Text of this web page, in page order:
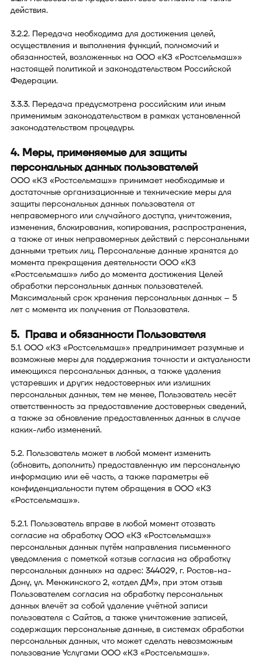
действия.
3.2.2. Передача необходима для достижения целей,
осуществления и выполнения функций, полномочий и
обязанностей, возложенных на ООО «КЗ «Ростсельмаш»»
настоящей политикой и законодательством Российской
Федерации.
3.3.3. Передача предусмотрена российским или иным
применимым законодательством в рамках установленной
законодательством процедуры.
4. Меры, применяемые для защиты
персональных данных пользователей
ООО «КЗ «Ростсельмаш»» принимает необходимые и
достаточные организационные и технические меры для
защиты персональных данных пользователя от
неправомерного или случайного доступа, уничтожения,
изменения, блокирования, копирования, распространения,
а также от иных неправомерных действий с персональными
данными третьих лиц. Персональные данные хранятся до
момента прекращения деятельности ООО «КЗ
«Ростсельмаш»» либо до момента достижения Целей
обработки персональных данных пользователей.
Максимальный срок хранения персональных данных – 5
лет с момента их получения от Пользователя.
5. Права и обязанности Пользователя
5.1. ООО «КЗ «Ростсельмаш»» предпринимает разумные и
возможные меры для поддержания точности и актуальности
имеющихся персональных данных, а также удаления
устаревших и других недостоверных или излишних
персональных данных, тем не менее, Пользователь несёт
ответственность за предоставление достоверных сведений,
а также за обновление предоставленных данных в случае
каких-либо изменений.
5.2. Пользователь может в любой момент изменить
(обновить, дополнить) предоставленную им персональную
информацию или её часть, а также параметры её
конфиденциальности путем обращения в ООО «КЗ
«Ростсельмаш»».
5.2.1. Пользователь вправе в любой момент отозвать
согласие на обработку ООО «КЗ «Ростсельмаш»»
персональных данных путём направления письменного
уведомления с пометкой «отзыв согласия на обработку
персональных данных» на адрес: 344029, г. Ростов-на-
Дону, ул. Менжинского 2, «отдел ДМ», при этом отзыв
Пользователем согласия на обработку персональных
данных влечёт за собой удаление учётной записи
пользователя с Сайтов, а также уничтожение записей,
содержащих персональные данные, в системах обработки
персональных данных, что может сделать невозможным
пользование Услугами ООО «КЗ «Ростсельмаш»».